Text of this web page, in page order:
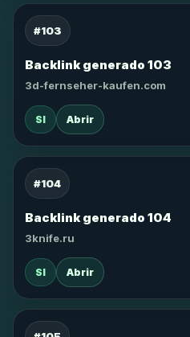
#103
Backlink generado 103
3d-fernseher-kaufen.com
SI Abrir
#104
Backlink generado 104
3knife.ru
SI Abrir